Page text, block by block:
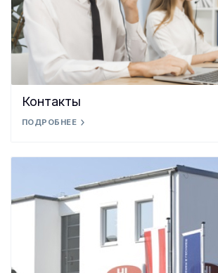
Контакты
ПОДРОБНЕЕ